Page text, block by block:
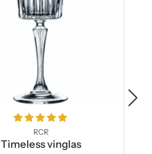
RCR
Timeless vinglas